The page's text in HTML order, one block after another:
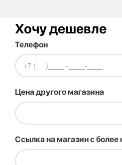
Хочу дешевле
Телефон
Цена другого магазина
Ссылка на магазин с более